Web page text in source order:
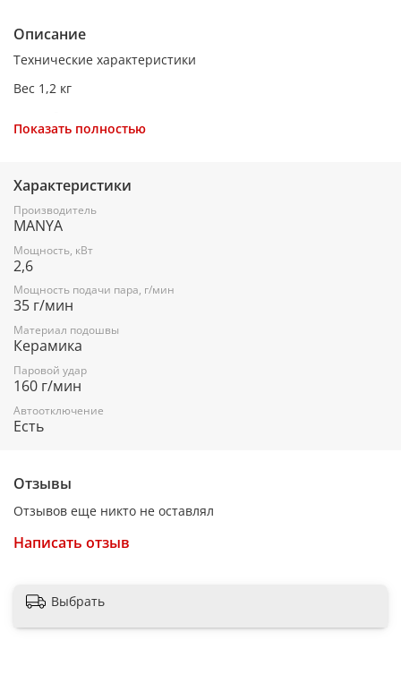
Описание
Технические характеристики
Вес 1,2 кг
Паровой удар 160 гр.
Вертикальное отпаривание Есть
Автоотключение Есть
Материал подошвы Керамика
Самоочистка Есть
Дополнительная насадка Нет
Срок гарантии 1 год
Цвет Черный / Красный
Показать полностью
Характеристики
Производитель
MANYA
Мощность, кВт
2,6
Мощность подачи пара, г/мин
35 г/мин
Материал подошвы
Керамика
Паровой удар
160 г/мин
Автоотключение
Есть
Отзывы
Отзывов еще никто не оставлял
Написать отзыв
Выбрать